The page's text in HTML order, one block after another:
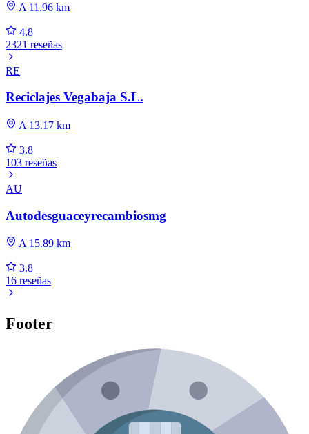
A 11.96 km
4.8
2321 reseñas
RE
Reciclajes Vegabaja S.L.
A 13.17 km
3.8
103 reseñas
AU
Autodesguaceyrecambiosmg
A 15.89 km
3.8
16 reseñas
Footer